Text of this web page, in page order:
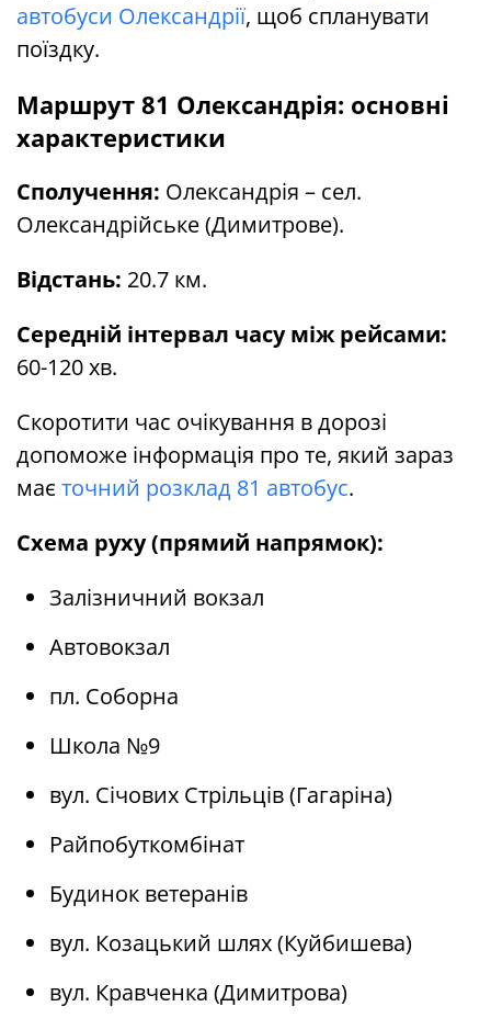
автобуси Олександрії, щоб спланувати
поїздку.
Маршрут 81 Олександрія: основні
характеристики
Сполучення: Олександрія – сел.
Олександрійське (Димитрове).
Відстань: 20.7 км.
Середній інтервал часу між рейсами:
60-120 хв.
Скоротити час очікування в дорозі
допоможе інформація про те, який зараз
має точний розклад 81 автобус.
Схема руху (прямий напрямок):
Залізничний вокзал
Автовокзал
пл. Соборна
Школа №9
вул. Січових Стрільців (Гагаріна)
Райпобуткомбінат
Будинок ветеранів
вул. Козацький шлях (Куйбишева)
вул. Кравченка (Димитрова)